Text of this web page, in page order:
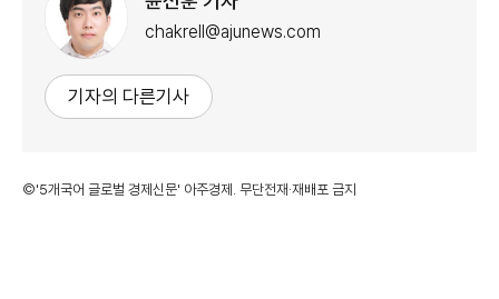
chakrell@ajunews.com
기자의 다른기사
©'5개국어 글로벌 경제신문' 아주경제. 무단전재·재배포 금지